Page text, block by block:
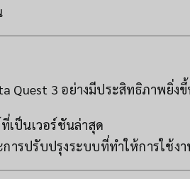
Quest 3 อย่างมีประสิทธิภาพยิ่ง
เป็นเวอร์ชันล่าสุด
ารปรับปรุงระบบที่ทำให้การใช้ง